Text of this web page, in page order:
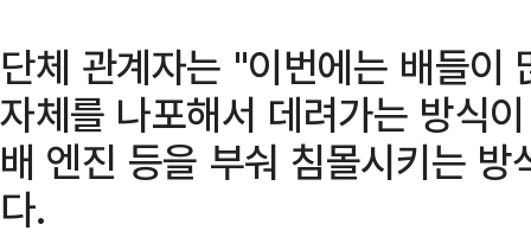
단체 관계자는 "이번에는 배들이
자체를 나포해서 데려가는 방식
배 엔진 등을 부숴 침몰시키는
다.